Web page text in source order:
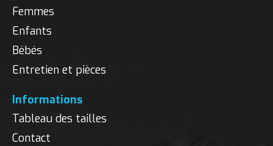
Femmes
Enfants
Bébés
Entretien et pièces
Informations
Tableau des tailles
Contact